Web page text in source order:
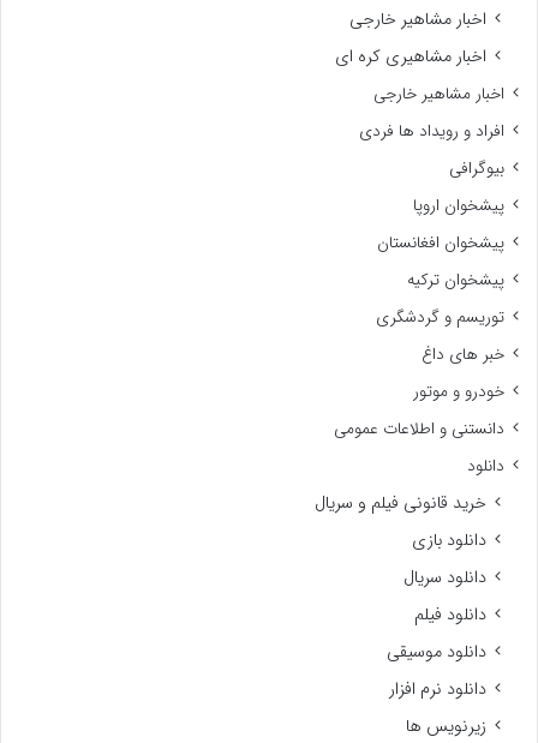
اخبار مشاهیر خارجی
اخبار مشاهیری کره ای
اخبار مشاهیر خارجی
افراد و رویداد ها فردی
بیوگرافی
پیشخوان اروپا
پیشخوان افغانستان
پیشخوان ترکیه
توریسم و گردشگری
خبر های داغ
خودرو و موتور
دانستنی و اطلاعات عمومی
دانلود
خرید قانونی فیلم و سریال
دانلود بازی
دانلود سریال
دانلود فیلم
دانلود موسیقی
دانلود نرم افزار
زیرنویس ها